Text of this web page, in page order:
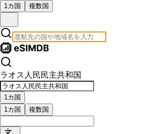
1カ国 複数国
ラオス人民民主共和国
1カ国
1カ国
複数国